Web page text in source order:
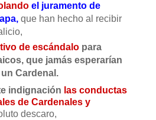
el juramento de
que han hecho al recibir
de escándalopara
que jamás esperarían
Cardenal.
indignación las conductas
de Cardenales y
descaro,